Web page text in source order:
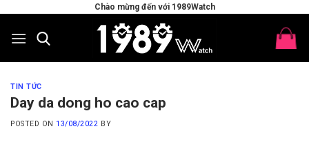
content
Chào mừng đến với 1989Watch
TIN TỨC
Day da dong ho cao cap
POSTED ON 13/08/2022 BY